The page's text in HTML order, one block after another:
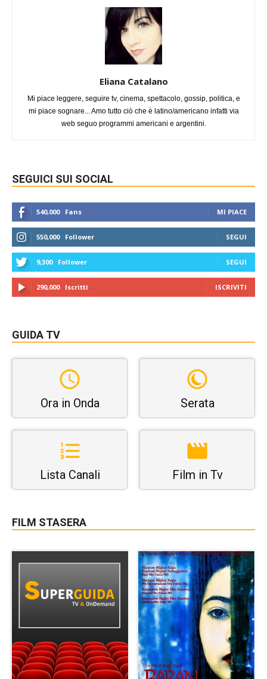
Eliana Catalano
Mi piace leggere, seguire tv, cinema, spettacolo, gossip, politica, e
mi piace sognare... Amo tutto ciò che è latino/americano infatti via
web seguo programmi americani e argentini.
SEGUICI SUI SOCIAL
540,000 Fans MI PIACE
550,000 Follower SEGUI
9,300 Follower SEGUI
290,000 Iscritti ISCRIVITI
GUIDA TV
Ora in Onda Serata
Lista Canali Film in Tv
FILM STASERA